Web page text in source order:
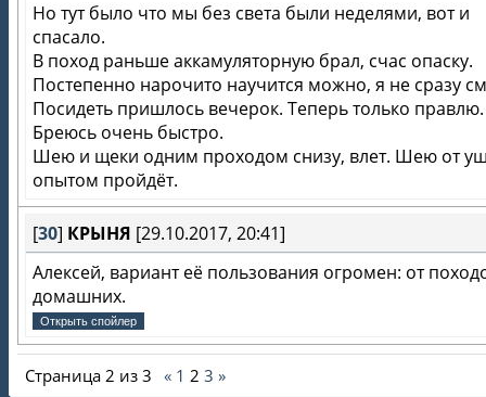
Но тут было что мы без света были неделями, вот и
спасало.
В поход раньше аккамуляторную брал, счас опаску.
Постепенно нарочито научится можно, я не сразу
Посидеть пришлось вечерок. Теперь только правлю.
Бреюсь очень быстро.
Шею и щеки одним проходом снизу, влет. Шею от
опытом пройдёт.
[30] КРЫНЯ [29.10.2017, 20:41]
Алексей, вариант её пользования огромен: от
домашних.
Страница 2 из 3 « 1 2 3 »